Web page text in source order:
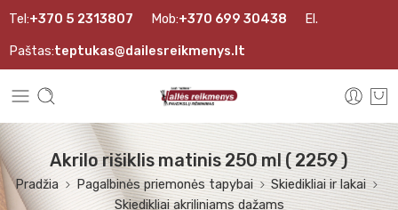
Tel:+370 5 2313807 Mob:+370 699 30438 El.
Paštas:teptukas@dailesreikmenys.lt
Akrilo rišiklis matinis 250 ml ( 2259 )
Pradžia Pagalbinės priemonės tapybai
Skiedikliai ir lakai
Skiedikliai akriliniams dažams